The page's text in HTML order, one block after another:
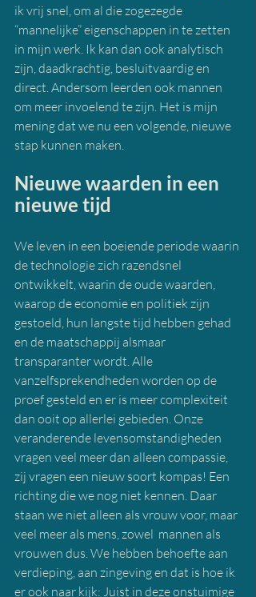
ik vrij snel, om al die zogezegde
“mannelijke” eigenschappen in te zetten
in mijn werk. Ik kan dan ook analytisch
zijn, daadkrachtig, besluitvaardig en
direct. Andersom leerden ook mannen
om meer invoelend te zijn. Het is mijn
mening dat we nu een volgende, nieuwe
stap kunnen maken.
Nieuwe waarden in een
nieuwe tijd
We leven in een boeiende periode waarin
de technologie zich razendsnel
ontwikkelt, waarin de oude waarden,
waarop de economie en politiek zijn
gestoeld, hun langste tijd hebben gehad
en de maatschappij alsmaar
transparanter wordt. Alle
vanzelfsprekendheden worden op de
proef gesteld en er is meer complexiteit
dan ooit op allerlei gebieden. Onze
veranderende levensomstandigheden
vragen veel meer dan alleen compassie,
zij vragen een nieuw soort kompas! Een
richting die we nog niet kennen. Daar
staan we niet alleen als vrouw voor, maar
veel meer als mens, zowel  mannen als
vrouwen dus. We hebben behoefte aan
verdieping, aan zingeving en dat is hoe ik
er ook naar kijk: Juist in deze onstuimige